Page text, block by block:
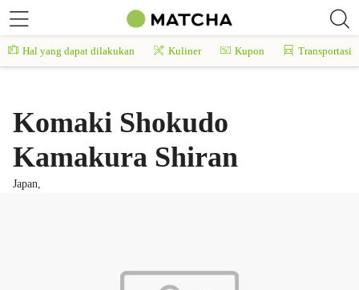
Hal yang dapat dilakukan Kuliner Kupon Transportasi
Komaki Shokudo
Kamakura Shiran
Japan,